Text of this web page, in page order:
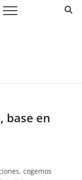
DE AMURRIO Y AYALA
base en
cogemos